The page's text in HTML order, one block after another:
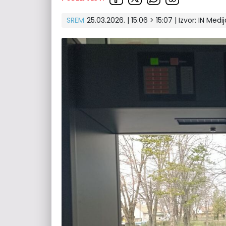
SREM 25.03.2026. | 15:06 > 15:07 | Izvor: IN